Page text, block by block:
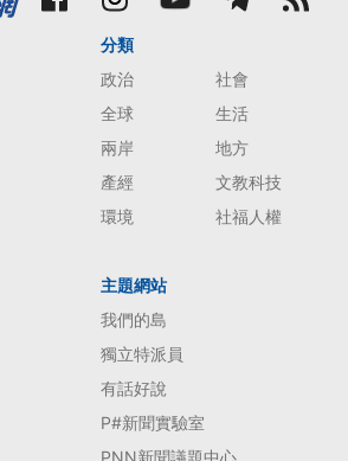
分類
政治
社會
全球
生活
兩岸
地方
產經
文教科技
環境
社福人權
主題網站
我們的島
獨立特派員
有話好說
P#新聞實驗室